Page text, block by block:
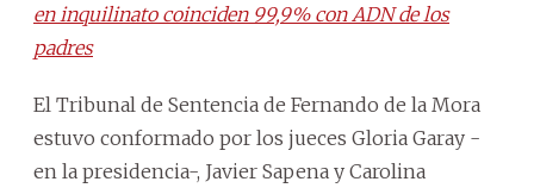
en inquilinato coinciden 99,9% con ADN de los
padres
El Tribunal de Sentencia de Fernando de la Mora
estuvo conformado por los jueces Gloria Garay -
en la presidencia-, Javier Sapena y Carolina